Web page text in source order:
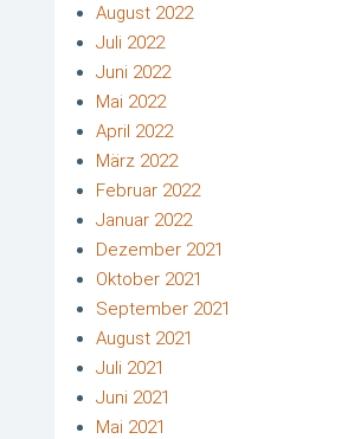
August 2022
Juli 2022
Juni 2022
Mai 2022
April 2022
März 2022
Februar 2022
Januar 2022
Dezember 2021
Oktober 2021
September 2021
August 2021
Juli 2021
Juni 2021
Mai 2021